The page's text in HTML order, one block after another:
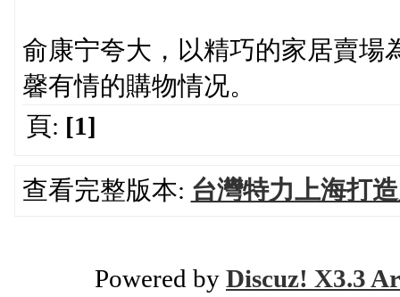
俞康宁夸大，以精巧的家居賣場
馨有情的購物情况。
頁: [1]
查看完整版本: 台灣特力上海打
Powered by Discuz! X3.3